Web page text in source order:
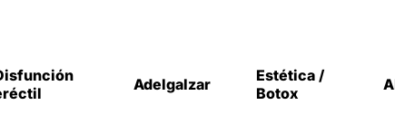
Adelgalzar
Estética /
Botox